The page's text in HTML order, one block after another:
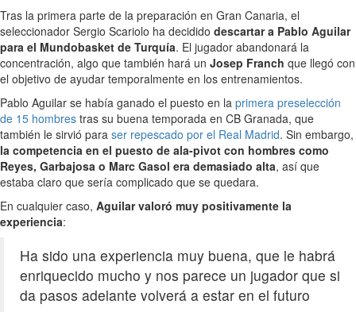
Tras la primera parte de la preparación en Gran Canaria, el
seleccionador Sergio Scariolo ha decidido descartar a Pablo Aguilar
para el Mundobasket de Turquía. El jugador abandonará la
concentración, algo que también hará un Josep Franch que llegó con
el objetivo de ayudar temporalmente en los entrenamientos.
Pablo Aguilar se había ganado el puesto en la primera preselección
de 15 hombres tras su buena temporada en CB Granada, que
también le sirvió para ser repescado por el Real Madrid. Sin embargo,
la competencia en el puesto de ala-pivot con hombres como
Reyes, Garbajosa o Marc Gasol era demasiado alta, así que
estaba claro que sería complicado que se quedara.
En cualquier caso, Aguilar valoró muy positivamente la
experiencia:
Ha sido una experiencia muy buena, que le habrá
enriquecido mucho y nos parece un jugador que si
da pasos adelante volverá a estar en el futuro